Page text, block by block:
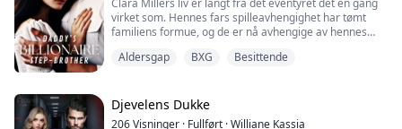
Clara Millers liv er langt fra det eventyret det en gang
virket som. Hennes fars spilleavhengighet har tømt
familiens formue, og de er nå avhengige av hennes
med deres tidligere livsstil. Som et resultat er Clara en
Alt forandrer seg når Adrian Belf...
Aldersgap BXG Besittende
Djevelens Dukke
206Visninger · Fullført ·Williane Kassia